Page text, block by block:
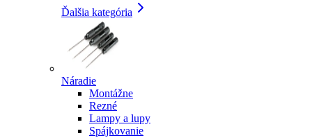
Ďalšia kategória
Náradie
Montážne
Rezné
Lampy a lupy
Spájkovanie